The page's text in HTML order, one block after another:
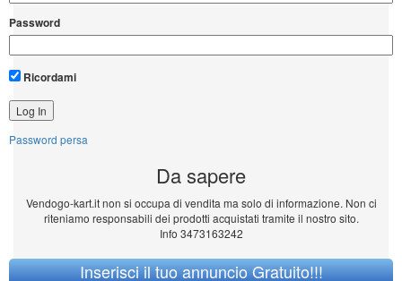
Password
Ricordami
Password persa
Da sapere
Vendogo-kart.it non si occupa di vendita ma solo di informazione. Non ci
riteniamo responsabili dei prodotti acquistati tramite il nostro sito.
Info 3473163242
Inserisci il tuo annuncio Gratuito!!!